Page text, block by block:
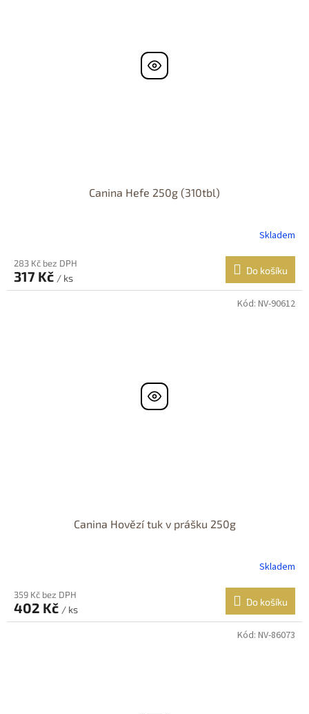
Canina Hefe 250g (310tbl)
Skladem
283 Kč bez DPH
317 Kč / ks
Do košíku
Canina Hovězí tuk v prášku 250g
Skladem
359 Kč bez DPH
402 Kč / ks
Do košíku
Kód: NV-90612
Kód: NV-86073